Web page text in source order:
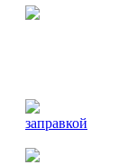
заправкой